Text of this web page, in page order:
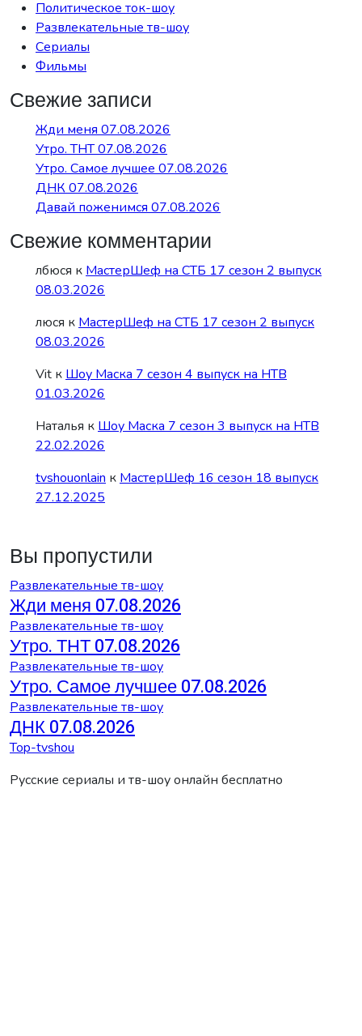
Политическое ток-шоу
Развлекательные тв-шоу
Сериалы
Фильмы
Свежие записи
Жди меня 07.08.2026
Утро. ТНТ 07.08.2026
Утро. Самое лучшее 07.08.2026
ДНК 07.08.2026
Давай поженимся 07.08.2026
Свежие комментарии
лбюся к МастерШеф на СТБ 17 сезон 2 выпуск
08.03.2026
люся к МастерШеф на СТБ 17 сезон 2 выпуск
08.03.2026
Vit к Шоу Маска 7 сезон 4 выпуск на НТВ
01.03.2026
Наталья к Шоу Маска 7 сезон 3 выпуск на НТВ
22.02.2026
tvshouonlain к МастерШеф 16 сезон 18 выпуск
27.12.2025
Вы пропустили
Развлекательные тв-шоу
Жди меня 07.08.2026
Развлекательные тв-шоу
Утро. ТНТ 07.08.2026
Развлекательные тв-шоу
Утро. Самое лучшее 07.08.2026
Развлекательные тв-шоу
ДНК 07.08.2026
Top-tvshou
Русские сериалы и тв-шоу онлайн бесплатно